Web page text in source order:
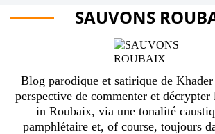
SAUVONS
Blog parodique et satirique de
perspective de commenter et
in Roubaix, via une tonalité
pamphlétaire et, of course, toujours